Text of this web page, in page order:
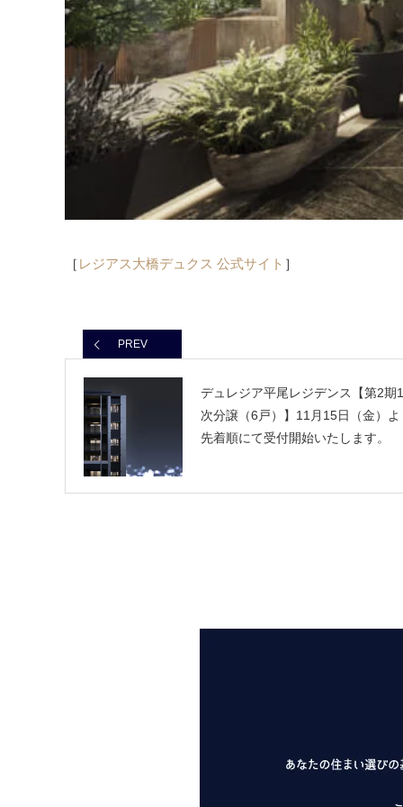
［ レジアス大橋デュクス 公式サイト ］
PREV
デュレジア平尾レジデンス【第2期1
次分譲（6戸）】11月15日（金）よ
先着順にて受付開始いたします。